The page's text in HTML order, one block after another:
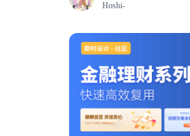
Hoshi-